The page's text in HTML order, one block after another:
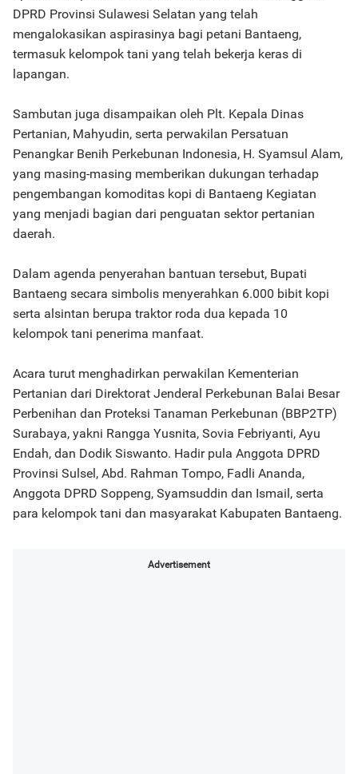
DPRD Provinsi Sulawesi Selatan yang telah
mengalokasikan aspirasinya bagi petani Bantaeng,
termasuk kelompok tani yang telah bekerja keras di
lapangan.
Sambutan juga disampaikan oleh Plt. Kepala Dinas
Pertanian, Mahyudin, serta perwakilan Persatuan
Penangkar Benih Perkebunan Indonesia, H. Syamsul Alam,
yang masing-masing memberikan dukungan terhadap
pengembangan komoditas kopi di Bantaeng Kegiatan
yang menjadi bagian dari penguatan sektor pertanian
daerah.
Dalam agenda penyerahan bantuan tersebut, Bupati
Bantaeng secara simbolis menyerahkan 6.000 bibit kopi
serta alsintan berupa traktor roda dua kepada 10
kelompok tani penerima manfaat.
Acara turut menghadirkan perwakilan Kementerian
Pertanian dari Direktorat Jenderal Perkebunan Balai Besar
Perbenihan dan Proteksi Tanaman Perkebunan (BBP2TP)
Surabaya, yakni Rangga Yusnita, Sovia Febriyanti, Ayu
Endah, dan Dodik Siswanto. Hadir pula Anggota DPRD
Provinsi Sulsel, Abd. Rahman Tompo, Fadli Ananda,
Anggota DPRD Soppeng, Syamsuddin dan Ismail, serta
para kelompok tani dan masyarakat Kabupaten Bantaeng.
Advertisement